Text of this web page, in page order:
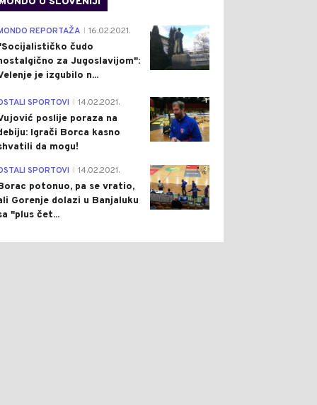
4
REPORTAŽA 16.02.2021.
čudo
za Jugoslavijom":
je izgubilo n...
1
SPORTOVI 14.02.2021.
poslije poraza na
Igrači Borca kasno
da mogu!
3
SPORTOVI 14.02.2021.
potonuo, pa se vratio,
Gorenje dolazi u Banjaluku
"plus čet...